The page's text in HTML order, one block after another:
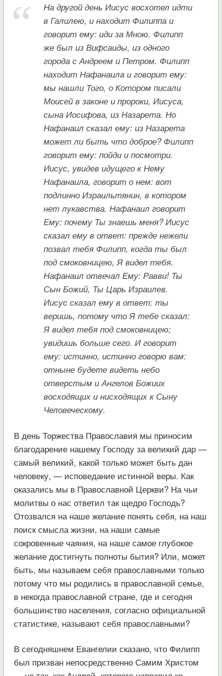
На другой день Иисус восхотел идти
в Галилею, и находит Филиппа и
говорит ему: иди за Мною. Филипп
же был из Вифсаиды, из одного
города с Андреем и Петром. Филипп
находит Нафанаила и говорит ему:
мы нашли Того, о Котором писали
Моисей в законе и пророки, Иисуса,
сына Иосифова, из Назарета. Но
Нафанаил сказал ему: из Назарета
может ли быть что доброе? Филипп
говорит ему: пойди и посмотри.
Иисус, увидев идущего к Нему
Нафанаила, говорит о нем: вот
подлинно Израильтянин, в котором
нет лукавства. Нафанаил говорит
Ему: почему Ты знаешь меня? Иисус
сказал ему в ответ: прежде нежели
позвал тебя Филипп, когда ты был
под смоковницею, Я видел тебя.
Нафанаил отвечал Ему: Равви! Ты
Сын Божий, Ты Царь Израилев.
Иисус сказал ему в ответ: ты
веришь, потому что Я тебе сказал:
Я видел тебя под смоковницею;
увидишь больше сего. И говорит
ему: истинно, истинно говорю вам:
отныне будете видеть небо
отверстым и Ангелов Божиих
восходящих и нисходящих к Сыну
Человеческому.
В день Торжества Православия мы приносим
благодарение нашему Господу за великий дар —
самый великий, какой только может быть дан
человеку, — исповедание истинной веры. Как
оказались мы в Православной Церкви? На чьи
молитвы о нас ответил так щедро Господь?
Отозвался на наше желание понять себя, на наш
поиск смысла жизни, на наши самые
сокровенные чаяния, на наше самое глубокое
желание достигнуть полноты бытия? Или, может
быть, мы называем себя православными только
потому что мы родились в православной семье,
в некогда православной стране, где и сегодня
большинство населения, согласно официальной
статистике, называют себя православными?
В сегодняшнем Евангелии сказано, что Филипп
был призван непосредственно Самим Христом